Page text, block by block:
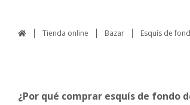
Tienda online Bazar Esquís de
¿Por qué comprar esquís de fondo